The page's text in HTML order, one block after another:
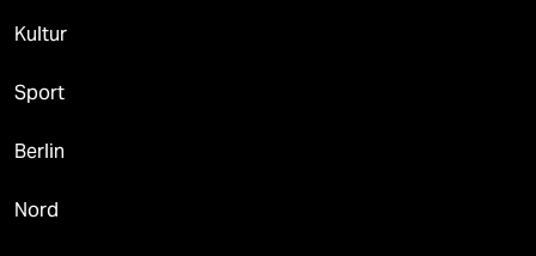
Kultur
Sport
Berlin
Nord